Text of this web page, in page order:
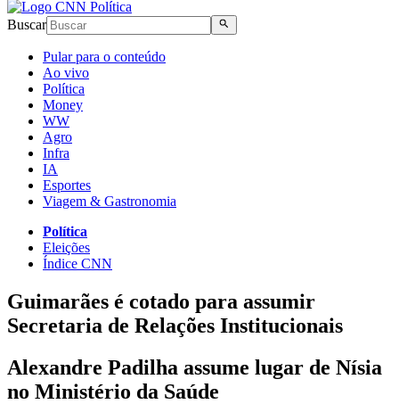
Buscar
Pular para o conteúdo
Ao vivo
Política
Money
WW
Agro
Infra
IA
Esportes
Viagem & Gastronomia
Política
Eleições
Índice CNN
Guimarães é cotado para assumir
Secretaria de Relações Institucionais
Alexandre Padilha assume lugar de Nísia
no Ministério da Saúde